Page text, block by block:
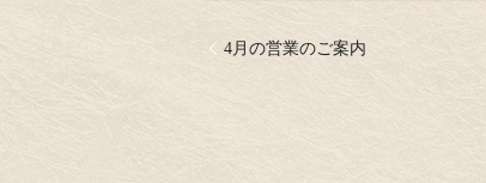
4月の営業のご案内